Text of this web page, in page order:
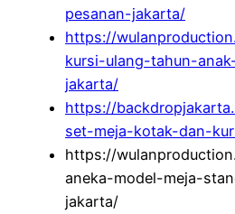
pesanan-jakarta/
https://
kursi-ulang-tahun-
jakarta/
https://
set-meja-kotak-dan-
https://
aneka-model-meja-
jakarta/